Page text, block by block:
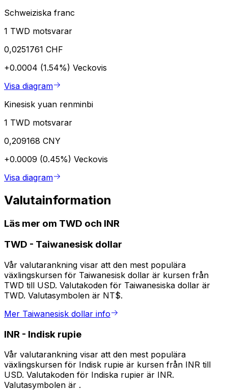
Schweiziska franc
1 TWD motsvarar
0,0251761 CHF
+0.0004 (1.54%) Veckovis
Visa diagram
Kinesisk yuan renminbi
1 TWD motsvarar
0,209168 CNY
+0.0009 (0.45%) Veckovis
Visa diagram
Valutainformation
Läs mer om TWD och INR
TWD - Taiwanesisk dollar
Vår valutarankning visar att den mest populära
växlingskursen för Taiwanesisk dollar är kursen från
TWD till USD. Valutakoden för Taiwanesiska dollar är
TWD. Valutasymbolen är NT$.
Mer Taiwanesisk dollar info
INR - Indisk rupie
Vår valutarankning visar att den mest populära
växlingskursen för Indisk rupie är kursen från INR till
USD. Valutakoden för Indiska rupier är INR.
Valutasymbolen är ₹.